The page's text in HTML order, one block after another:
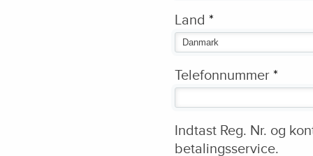
Land *
Telefonnummer *
Indtast Reg. Nr. og
betalingsservice.